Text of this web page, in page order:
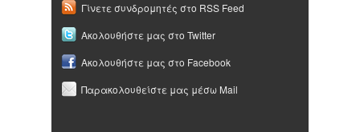
Γίνετε συνδρομητές στο RSS Feed
Ακολουθήστε μας στο Twitter
Ακολουθήστε μας στο Facebook
Παρακολουθείστε μας μέσω Mail